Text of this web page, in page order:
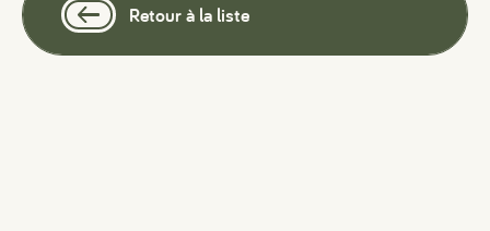
Retour à la liste